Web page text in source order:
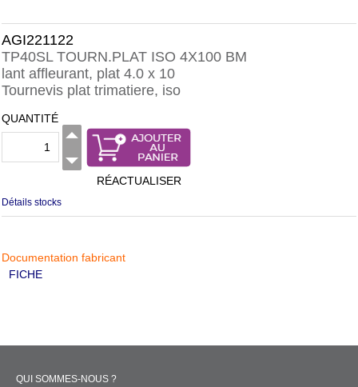
AGI221122
TP40SL TOURN.PLAT ISO 4X100 BM
lant affleurant, plat 4.0 x 10
Tournevis plat trimatiere, iso
QUANTITÉ
RÉACTUALISER
Détails stocks
Documentation fabricant
FICHE
QUI SOMMES-NOUS ?